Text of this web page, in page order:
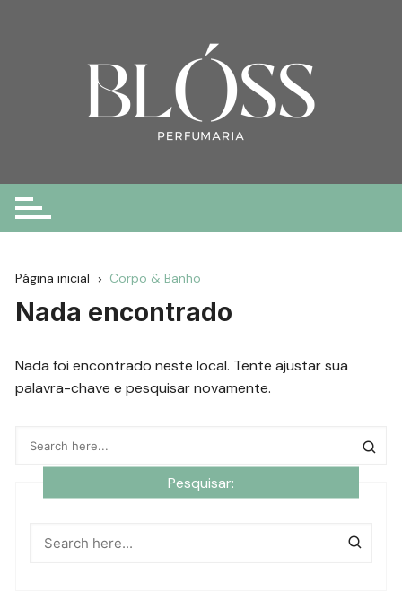
Página inicial Corpo & Banho
Nada encontrado
Nada foi encontrado neste local. Tente ajustar sua
palavra-chave e pesquisar novamente.
Pesquisar: